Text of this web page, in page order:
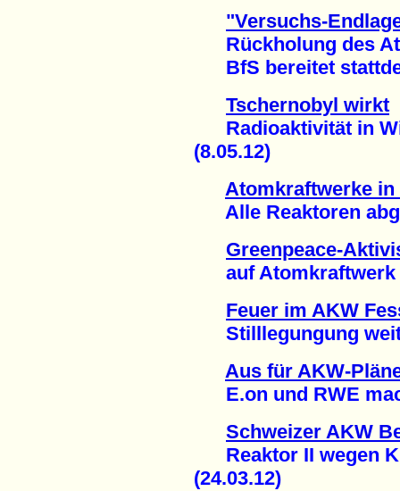
"Versuchs-
Rückholung des
BfS bereitet
Tschernobyl wirkt
Radioaktivität in
(8.05.12)
Atomkraftwerke in
Alle Reaktoren
Greenpeace-
auf Atomkraftwerk
Feuer im AKW
Stilllegungung
Aus für AKW-
E.on und RWE
Schweizer AKW
Reaktor II wegen
(24.03.12)